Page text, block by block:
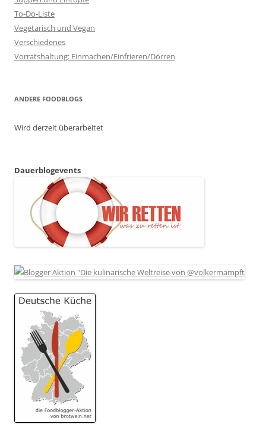
To-Do-Liste
Vegetarisch und Vegan
Verschiedenes
Vorratshaltung: Einmachen/Einfrieren/Dörren
ANDERE FOODBLOGS
Wird derzeit überarbeitet
Dauerblogevents